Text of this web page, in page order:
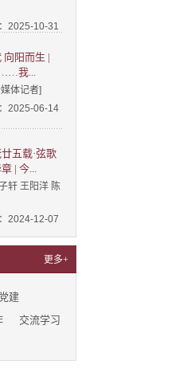
2025-10-31
向阳而生 |
我...
体记者]
2025-06-14
五载·弦歌
| 今...
轩 王阳洋 陈
2024-12-07
更多+
党建
交流学习